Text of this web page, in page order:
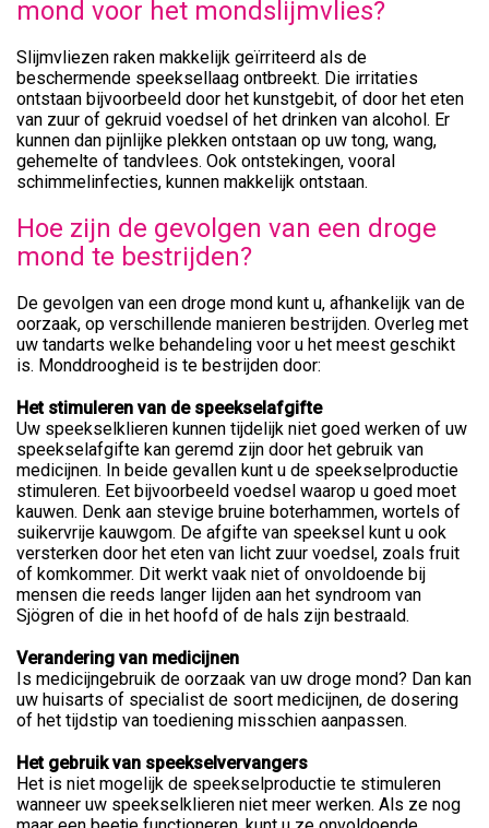
mond voor het mondslijmvlies?
Slijmvliezen raken makkelijk geïrriteerd als de
beschermende speeksellaag ontbreekt. Die irritaties
ontstaan bijvoorbeeld door het kunstgebit, of door het eten
van zuur of gekruid voedsel of het drinken van alcohol. Er
kunnen dan pijnlijke plekken ontstaan op uw tong, wang,
gehemelte of tandvlees. Ook ontstekingen, vooral
schimmelinfecties, kunnen makkelijk ontstaan.
Hoe zijn de gevolgen van een droge
mond te bestrijden?
De gevolgen van een droge mond kunt u, afhankelijk van de
oorzaak, op verschillende manieren bestrijden. Overleg met
uw tandarts welke behandeling voor u het meest geschikt
is. Monddroogheid is te bestrijden door:
Het stimuleren van de speekselafgifte
Uw speekselklieren kunnen tijdelijk niet goed werken of uw
speekselafgifte kan geremd zijn door het gebruik van
medicijnen. In beide gevallen kunt u de speekselproductie
stimuleren. Eet bijvoorbeeld voedsel waarop u goed moet
kauwen. Denk aan stevige bruine boterhammen, wortels of
suikervrije kauwgom. De afgifte van speeksel kunt u ook
versterken door het eten van licht zuur voedsel, zoals fruit
of komkommer. Dit werkt vaak niet of onvoldoende bij
mensen die reeds langer lijden aan het syndroom van
Sjögren of die in het hoofd of de hals zijn bestraald.
Verandering van medicijnen
Is medicijngebruik de oorzaak van uw droge mond? Dan kan
uw huisarts of specialist de soort medicijnen, de dosering
of het tijdstip van toediening misschien aanpassen.
Het gebruik van speekselvervangers
Het is niet mogelijk de speekselproductie te stimuleren
wanneer uw speekselklieren niet meer werken. Als ze nog